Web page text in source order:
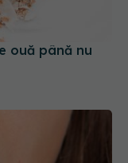
ouă până nu